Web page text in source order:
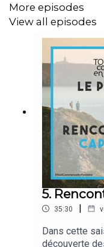
ou Charles
Raz de Sein de
entre régatiers...
Le Tour du
d'apprentissage
More episodes
View all episodes
5.
35:30 |
Dans cette
découverte